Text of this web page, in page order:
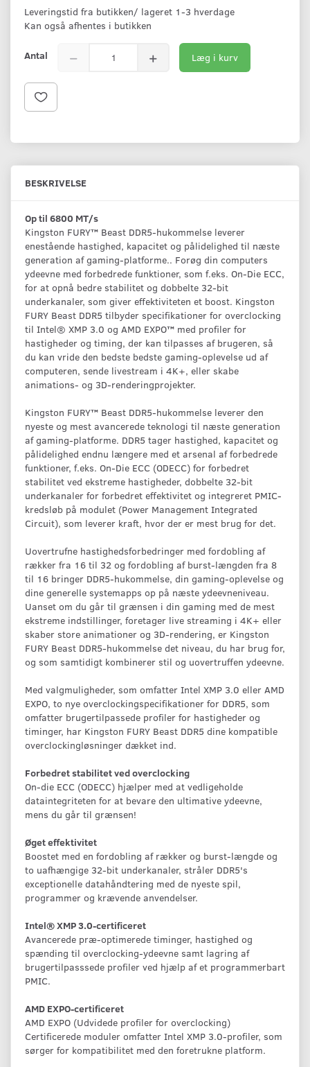
Leveringstid fra butikken/ lageret 1-3 hverdage
Kan også afhentes i butikken
Antal Læg i kurv
BESKRIVELSE
Op til 6800 MT/s
Kingston FURY™ Beast DDR5-hukommelse leverer
enestående hastighed, kapacitet og pålidelighed til næste
generation af gaming-platforme.. Forøg din computers
ydeevne med forbedrede funktioner, som f.eks. On-Die ECC,
for at opnå bedre stabilitet og dobbelte 32-bit
underkanaler, som giver effektiviteten et boost. Kingston
FURY Beast DDR5 tilbyder specifikationer for overclocking
til Intel® XMP 3.0 og AMD EXPO™ med profiler for
hastigheder og timing, der kan tilpasses af brugeren, så
du kan vride den bedste bedste gaming-oplevelse ud af
computeren, sende livestream i 4K+, eller skabe
animations- og 3D-renderingprojekter.
Kingston FURY™ Beast DDR5-hukommelse leverer den
nyeste og mest avancerede teknologi til næste generation
af gaming-platforme. DDR5 tager hastighed, kapacitet og
pålidelighed endnu længere med et arsenal af forbedrede
funktioner, f.eks. On-Die ECC (ODECC) for forbedret
stabilitet ved ekstreme hastigheder, dobbelte 32-bit
underkanaler for forbedret effektivitet og integreret PMIC-
kredsløb på modulet (Power Management Integrated
Circuit), som leverer kraft, hvor der er mest brug for det.
Uovertrufne hastighedsforbedringer med fordobling af
rækker fra 16 til 32 og fordobling af burst-længden fra 8
til 16 bringer DDR5-hukommelse, din gaming-oplevelse og
dine generelle systemapps op på næste ydeevneniveau.
Uanset om du går til grænsen i din gaming med de mest
ekstreme indstillinger, foretager live streaming i 4K+ eller
skaber store animationer og 3D-rendering, er Kingston
FURY Beast DDR5-hukommelse det niveau, du har brug for,
og som samtidigt kombinerer stil og uovertruffen ydeevne.
Med valgmuligheder, som omfatter Intel XMP 3.0 eller AMD
EXPO, to nye overclockingspecifikationer for DDR5, som
omfatter brugertilpassede profiler for hastigheder og
timinger, har Kingston FURY Beast DDR5 dine kompatible
overclockingløsninger dækket ind.
Forbedret stabilitet ved overclocking
On-die ECC (ODECC) hjælper med at vedligeholde
dataintegriteten for at bevare den ultimative ydeevne,
mens du går til grænsen!
Øget effektivitet
Boostet med en fordobling af rækker og burst-længde og
to uafhængige 32-bit underkanaler, stråler DDR5's
exceptionelle datahåndtering med de nyeste spil,
programmer og krævende anvendelser.
Intel® XMP 3.0-certificeret
Avancerede præ-optimerede timinger, hastighed og
spænding til overclocking-ydeevne samt lagring af
brugertilpasssede profiler ved hjælp af et programmerbart
PMIC.
AMD EXPO-certificeret
AMD EXPO (Udvidede profiler for overclocking)
Certificerede moduler omfatter Intel XMP 3.0-profiler, som
sørger for kompatibilitet med den foretrukne platform.